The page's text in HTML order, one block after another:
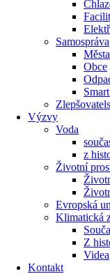
Samospráva
Města
Obce
Výzvy
Voda
z
Životní
Evropská
Klimatická
Z
Videa
Kontakt